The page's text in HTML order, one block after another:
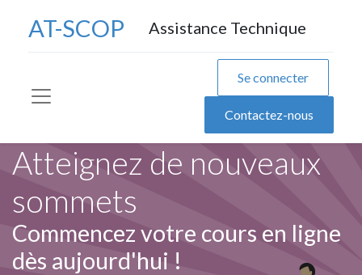
AT-SCOP Assistance Technique
Se connecter
Contactez-nous
Atteignez de nouveaux
sommets
Commencez votre cours en ligne
dès aujourd'hui !